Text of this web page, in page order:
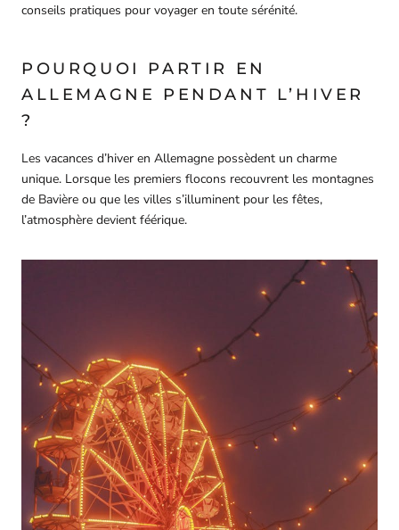
conseils pratiques pour voyager en toute sérénité.
POURQUOI PARTIR EN
ALLEMAGNE PENDANT L’HIVER
?
Les vacances d’hiver en Allemagne possèdent un charme
unique. Lorsque les premiers flocons recouvrent les montagnes
de Bavière ou que les villes s’illuminent pour les fêtes,
l’atmosphère devient féérique.